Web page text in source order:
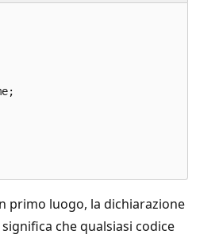
primo luogo, la dichiarazione
che qualsiasi codice